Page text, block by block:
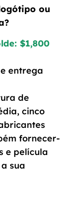
ou
$1,800
entrega
de
cinco
fornecer-
e película
sua